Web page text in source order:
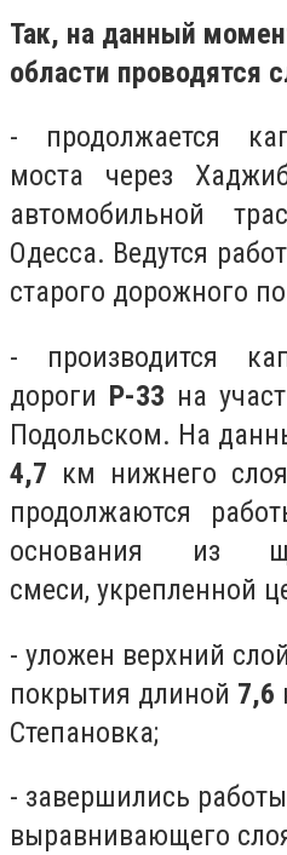
Так, на данный
области проводятся
- продолжается
моста через
автомобильной
Одесса. Ведутся
старого дорожного
- производится
дороги Р-33 на
Подольском. На
4,7 км нижнего
продолжаются
основания из
смеси, укрепленной
- уложен верхний
покрытия длиной 7,6
Степановка;
- завершились
выравнивающего